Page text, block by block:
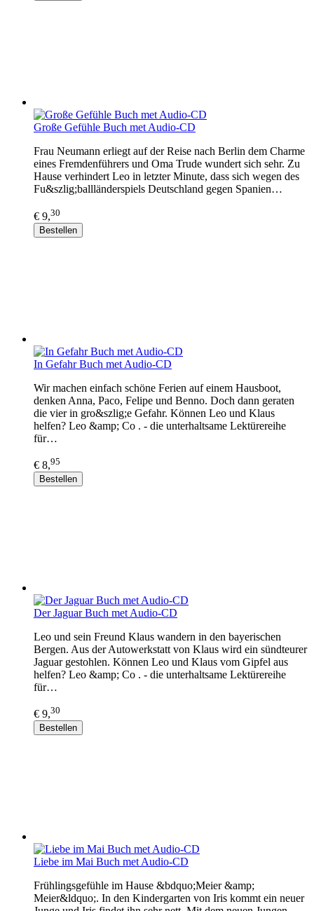
Große Gefühle Buch met Audio-CD
Frau Neumann erliegt auf der Reise nach Berlin dem Charme
eines Fremdenführers und Oma Trude wundert sich sehr. Zu
Hause verhindert Leo in letzter Minute, dass sich wegen des
Fu&szlig;ballländerspiels Deutschland gegen Spanien…
€ 9,30
Bestellen
In Gefahr Buch met Audio-CD
Wir machen einfach schöne Ferien auf einem Hausboot,
denken Anna, Paco, Felipe und Benno. Doch dann geraten
die vier in gro&szlig;e Gefahr. Können Leo und Klaus
helfen? Leo &amp; Co . - die unterhaltsame Lektürereihe
für…
€ 8,95
Bestellen
Der Jaguar Buch met Audio-CD
Leo und sein Freund Klaus wandern in den bayerischen
Bergen. Aus der Autowerkstatt von Klaus wird ein sündteurer
Jaguar gestohlen. Können Leo und Klaus vom Gipfel aus
helfen? Leo &amp; Co . - die unterhaltsame Lektürereihe
für…
€ 9,30
Bestellen
Liebe im Mai Buch met Audio-CD
Frühlingsgefühle im Hause &bdquo;Meier &amp;
Meier&ldquo;. In den Kindergarten von Iris kommt ein neuer